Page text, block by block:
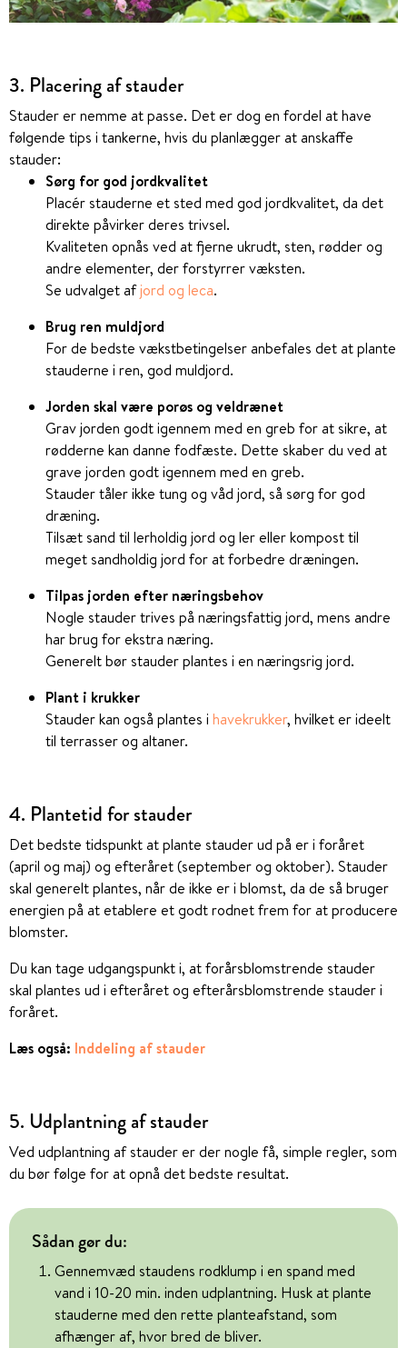
3. Placering af stauder
Stauder er nemme at passe. Det er dog en fordel at have
følgende tips i tankerne, hvis du planlægger at anskaffe
stauder:
Sørg for god jordkvalitet
Placér stauderne et sted med god jordkvalitet, da det
direkte påvirker deres trivsel.
Kvaliteten opnås ved at fjerne ukrudt, sten, rødder og
andre elementer, der forstyrrer væksten.
Se udvalget afjord og leca.
Brug ren muldjord
For de bedste vækstbetingelser anbefales det at plante
stauderne i ren, god muldjord.
Jorden skal være porøs og veldrænet
Grav jorden godt igennem med en greb for at sikre, at
rødderne kan danne fodfæste. Dette skaber du ved at
grave jorden godt igennem med en greb.
Stauder tåler ikke tung og våd jord, så sørg for god
dræning.
Tilsæt sand til lerholdig jord og ler eller kompost til
meget sandholdig jord for at forbedre dræningen.
Tilpas jorden efter næringsbehov
Nogle stauder trives på næringsfattig jord, mens andre
har brug for ekstra næring.
Generelt bør stauder plantes i en næringsrig jord.
Plant i krukker
Stauder kan også plantes i havekrukker, hvilket er ideelt
til terrasser og altaner.
4. Plantetid for stauder
Det bedste tidspunkt at plante stauder ud på er i foråret
(april og maj) og efteråret (september og oktober). Stauder
skal generelt plantes, når de ikke er i blomst, da de så bruger
energien på at etablere et godt rodnet frem for at producere
blomster.
Du kan tage udgangspunkt i, at forårsblomstrende stauder
skal plantes ud i efteråret og efterårsblomstrende stauder i
foråret.
Læs også: Inddeling af stauder
5. Udplantning af stauder
Ved udplantning af stauder er der nogle få, simple regler, som
du bør følge for at opnå det bedste resultat.
Sådan gør du:
Gennemvæd staudens rodklump i en spand med
vand i 10-20 min. inden udplantning. Husk at plante
stauderne med den rette planteafstand, som
afhænger af, hvor bred de bliver.